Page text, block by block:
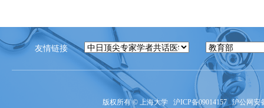
友情链接
版权所有 © 上海大学 沪ICP备09014157 沪公网安